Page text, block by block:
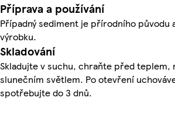
Příprava a používání
Případný sediment je přírodního původu
výrobku.
Skladování
Skladujte v suchu, chraňte před teplem,
slunečním světlem. Po otevření
spotřebujte do 3 dnů.